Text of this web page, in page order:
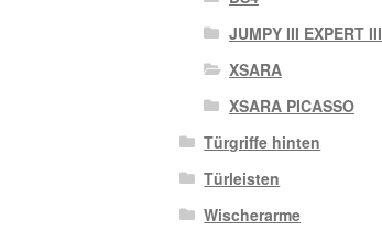
JUMPY III EXPERT III
XSARA
XSARA PICASSO
Türgriffe hinten
Türleisten
Wischerarme